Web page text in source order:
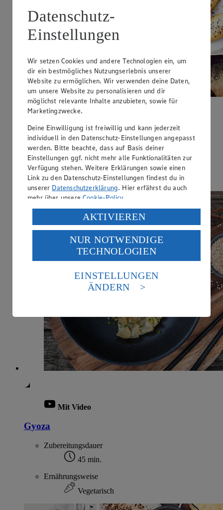
Pogaca
Zubereitungsdauer
1 h 40 min.
Ernährungsweise
Vegetarisch
Mit Video
Gyoza
Zubereitungsdauer
45 min.
Ernährungsweise
Vegetarisch
Datenschutz-
Einstellungen
Wir setzen Cookies und andere Technologien ein, um
dir ein bestmögliches Nutzungserlebnis unserer
Website zu ermöglichen. Wir verwenden deine Daten,
um unsere Website zu personalisieren und dir
möglichst relevante Inhalte anzubieten, sowie für
Marketingzwecke.
Deine Einwilligung ist freiwillig und kann jederzeit
individuell in den Datenschutz-Einstellungen angepasst
werden. Bitte beachte, dass auf Basis deiner
Einstellungen ggf. nicht mehr alle Funktionalitäten zur
Verfügung stehen. Weitere Erklärungen sowie einen
Link zu den Datenschutz-Einstellungen findest du in
unserer Datenschutzerklärung. Hier erfährst du auch
mehr über unsereCookie-Policy.
Verarbeitung deiner personenbezogenen Daten in den
USA durch Facebook und YouTube:
Wenn du auf „Aktivieren“ klickst, willigst du im Sinne
des Art. 49 Abs. 1 Satz 1 lit. a) DSGVO ein, dass deine
Daten in den USA verarbeitet werden. Der EuGH sieht
die USA als Land mit einem nach europäischen
Standards nicht angemessenen Datenschutzniveau an.
Es besteht das Risiko eines Zugriffs durch US-
Informationen zum Herausgeber der Seite findest du
Impressum
AKTIVIEREN
NUR NOTWENDIGE
TECHNOLOGIEN
EINSTELLUNGEN
ÄNDERN